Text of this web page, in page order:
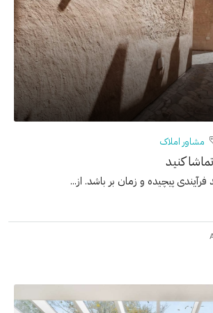
مشاور املاک
کنید
پیچیده و زمان بر باشد. از...